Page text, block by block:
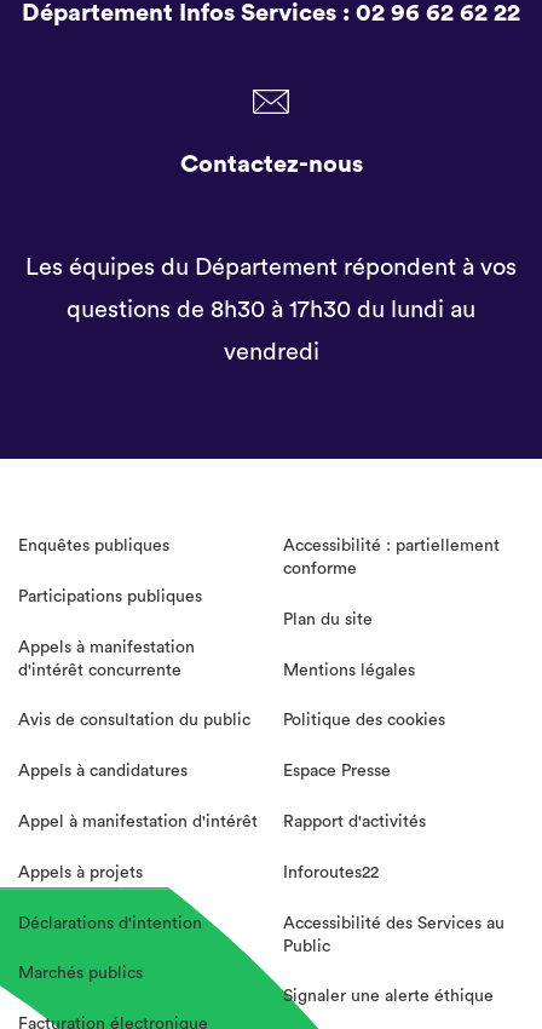
Département Infos Services : 02 96 62 62 22
Contactez-nous
Les équipes du Département répondent à vos
questions de 8h30 à 17h30 du lundi au
vendredi
Enquêtes publiques
Participations publiques
Appels à manifestation
d'intérêt concurrente
Avis de consultation du public
Appels à candidatures
Appel à manifestation d'intérêt
Appels à projets
Déclarations d'intention
Marchés publics
Facturation électronique
Accessibilité : partiellement
conforme
Plan du site
Mentions légales
Politique des cookies
Espace Presse
Rapport d'activités
Inforoutes22
Accessibilité des Services au
Public
Signaler une alerte éthique